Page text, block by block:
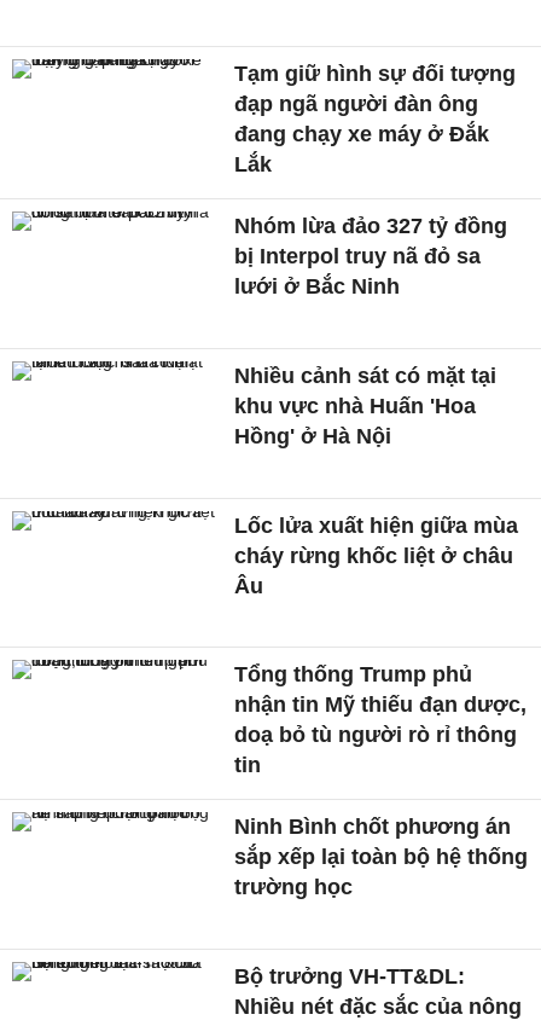
Tạm giữ hình sự đối tượng
đạp ngã người đàn ông
đang chạy xe máy ở Đắk
Lắk
Nhóm lừa đảo 327 tỷ đồng
bị Interpol truy nã đỏ sa
lưới ở Bắc Ninh
Nhiều cảnh sát có mặt tại
khu vực nhà Huấn 'Hoa
Hồng' ở Hà Nội
Lốc lửa xuất hiện giữa mùa
cháy rừng khốc liệt ở châu
Âu
Tổng thống Trump phủ
nhận tin Mỹ thiếu đạn dược,
doạ bỏ tù người rò rỉ thông
tin
Ninh Bình chốt phương án
sắp xếp lại toàn bộ hệ thống
trường học
Bộ trưởng VH-TT&DL:
Nhiều nét đặc sắc của nông